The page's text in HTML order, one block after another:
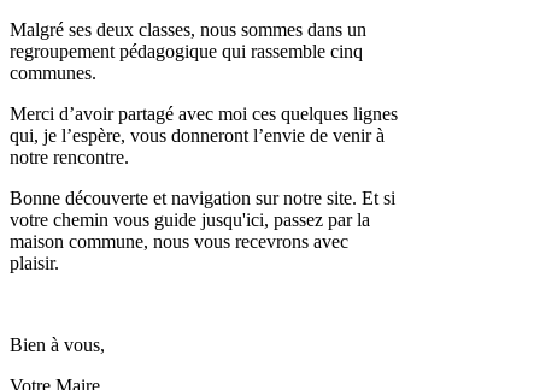
Malgré ses deux classes, nous sommes dans un
regroupement pédagogique qui rassemble cinq
communes.
Merci d’avoir partagé avec moi ces quelques lignes
qui, je l’espère, vous donneront l’envie de venir à
notre rencontre.
Bonne découverte et navigation sur notre site. Et si
votre chemin vous guide jusqu'ici, passez par la
maison commune, nous vous recevrons avec
plaisir.
Bien à vous,
Votre Maire,